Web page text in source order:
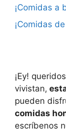
¡Comidas a
¡Comidas
¡Ey!
vivistan,
pueden
comidas
escríbenos